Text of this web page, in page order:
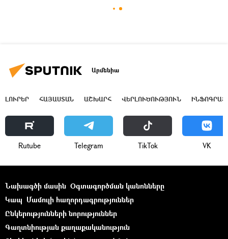
Արմենիա
ԼՈՒՐԵՐ ՀԱՅԱՍՏԱՆ ԱՇԽԱՐՀ ՎԵՐԼՈՒԾՈՒԹՅՈՒՆ
Rutube Telegram ТikТоk VK
Նախագծի մասին Օգտագործման կանոնները
Կապ Մամուլի հաղորդագրություններ
Ընկերությունների նորություններ
Գաղտնիության քաղաքականություն